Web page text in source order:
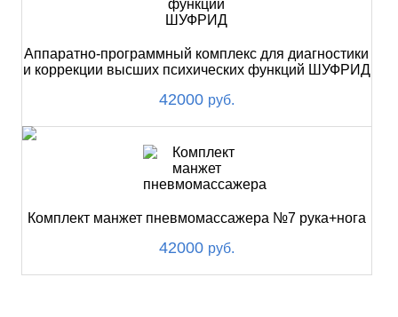
Аппаратно-программный комплекс для диагностики
и коррекции высших психических функций ШУФРИД
42000 руб.
Комплект манжет пневмомассажера №7 рука+нога
42000 руб.